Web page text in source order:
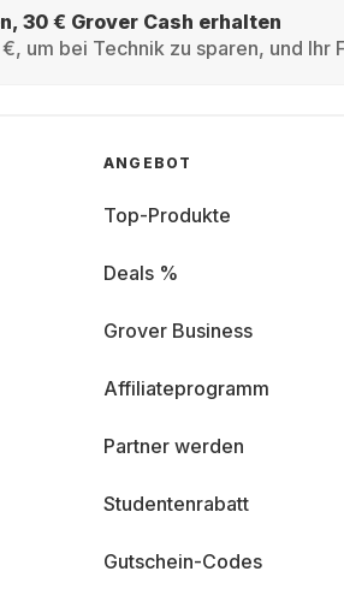
30 € Grover Cash erhalten
um bei Technik zu sparen, und Ihr
ANGEBOT
Top-Produkte
Deals %
Grover Business
Affiliateprogramm
Partner werden
Studentenrabatt
Gutschein-Codes